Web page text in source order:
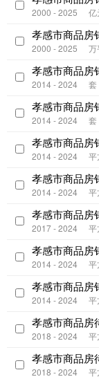
2000 - 2025 亿
孝感市商品房
2000 - 2025 万
孝感市商品房
2014 - 2024 套
孝感市商品房
2014 - 2024 套
孝感市商品房
2014 - 2024 平
孝感市商品房
2014 - 2024 平
孝感市商品房
2017 - 2024 平
孝感市商品房
2014 - 2024 平
孝感市商品房
2014 - 2024 平
孝感市商品房
2018 - 2024 平
孝感市商品房
2018 - 2024 平